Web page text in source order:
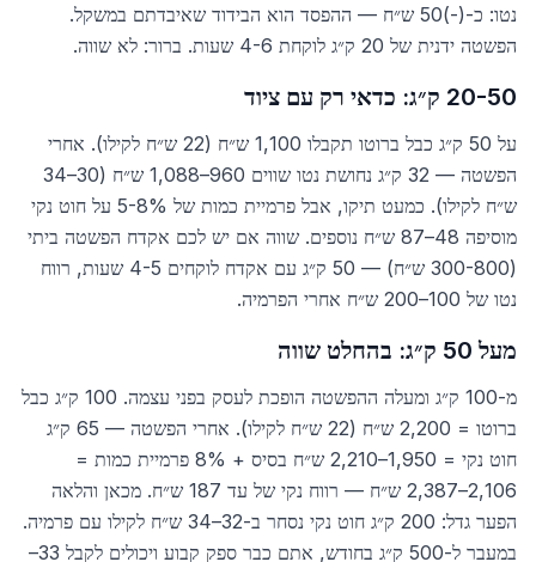
נטו: כ-(-)50 ש״ח — ההפסד הוא הבידוד שאיבדתם במשקל.
הפשטה ידנית של 20 ק״ג לוקחת 4-6 שעות. ברור: לא שווה.
20-50 ק״ג: כדאי רק עם ציוד
על 50 ק״ג כבל ברוטו תקבלו 1,100 ש״ח (22 ש״ח לקילו). אחרי
הפשטה — 32 ק״ג נחושת נטו שווים 960–1,088 ש״ח (30–34
ש״ח לקילו). כמעט תיקו, אבל פרמיית כמות של 5-8% על חוט נקי
מוסיפה 48–87 ש״ח נוספים. שווה אם יש לכם אקדח הפשטה ביתי
(300-800 ש״ח) — 50 ק״ג עם אקדח לוקחים 4-5 שעות, רווח
נטו של 100–200 ש״ח אחרי הפרמיה.
מעל 50 ק״ג: בהחלט שווה
מ-100 ק״ג ומעלה ההפשטה הופכת לעסק בפני עצמה. 100 ק״ג כבל
ברוטו = 2,200 ש״ח (22 ש״ח לקילו). אחרי הפשטה — 65 ק״ג
חוט נקי = 1,950–2,210 ש״ח בסיס + 8% פרמיית כמות =
2,106–2,387 ש״ח — רווח נקי של עד 187 ש״ח. מכאן והלאה
הפער גדל: 200 ק״ג חוט נקי נסחר ב-32–34 ש״ח לקילו עם פרמיה.
במעבר ל-500 ק״ג בחודש, אתם כבר ספק קבוע ויכולים לקבל 33–